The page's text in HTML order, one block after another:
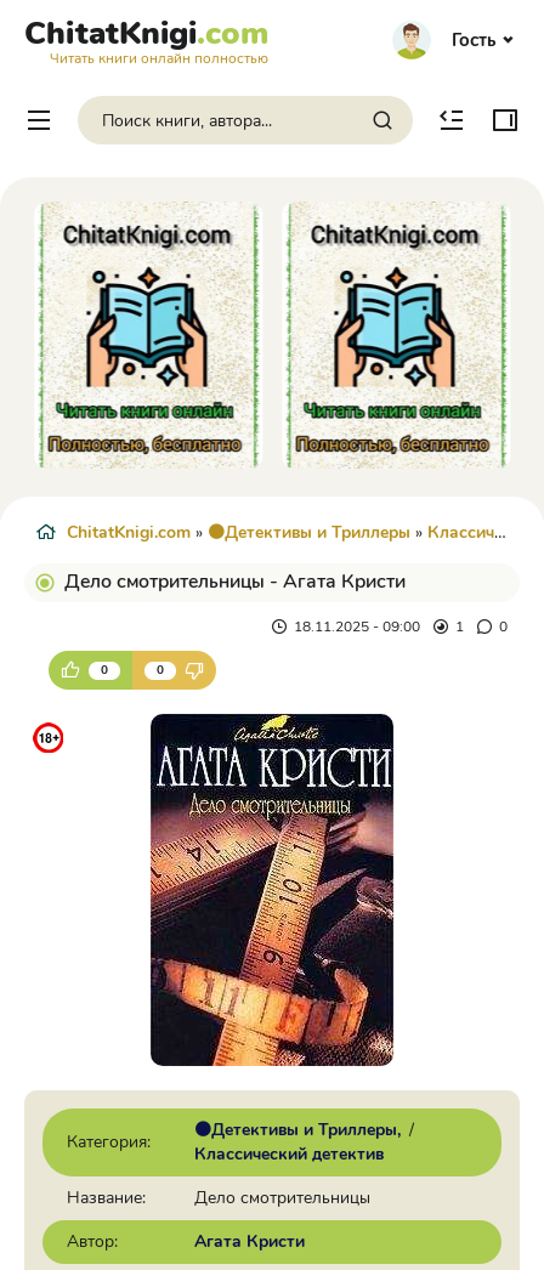
ChitatKnigi.com
Читать книги онлайн полностью
Гость
ChitatKnigi.com » 🟠Детективы и Триллеры » Классический детектив
Дело смотрительницы - Агата Кристи
18.11.2025 - 09:00 1 0
0 0
Категория:
🟠Детективы и Триллеры /
Классический детектив
Название:
Дело смотрительницы
Автор:
Агата Кристи